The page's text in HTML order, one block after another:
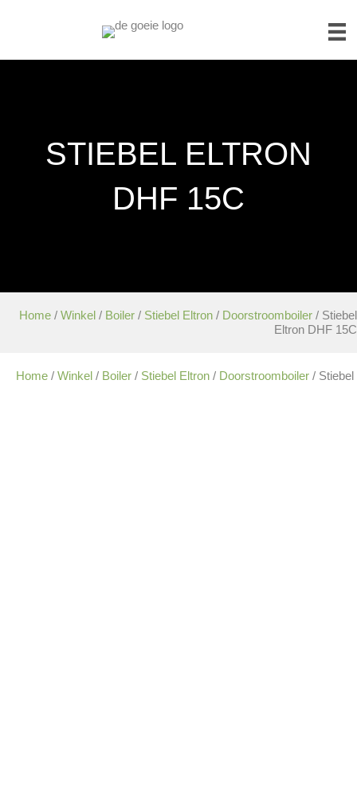
STIEBEL ELTRON
DHF 15C
Home / Winkel / Boiler / Stiebel Eltron / Doorstroomboiler / Stiebel
Eltron DHF 15C
Home / Winkel / Boiler / Stiebel Eltron / Doorstroomboiler /